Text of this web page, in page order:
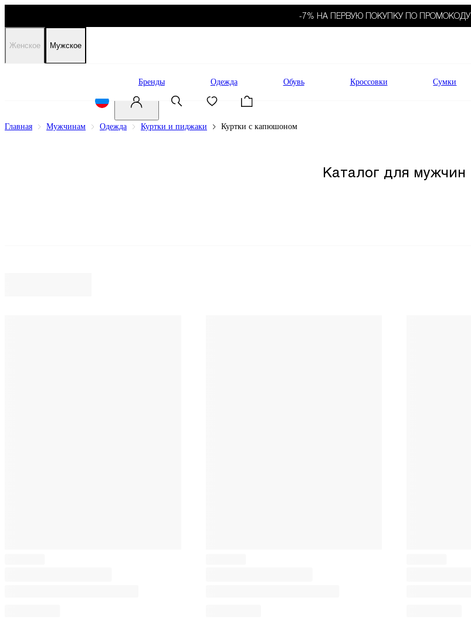
-7% НА ПЕРВУЮ ПОКУПКУ ПО ПРОМОКОДУ
Женское Мужское
Бренды Одежда Обувь Кроссовки Сумки
Главная Мужчинам Одежда Куртки и пиджаки Куртки с капюшоном
Каталог для мужчин